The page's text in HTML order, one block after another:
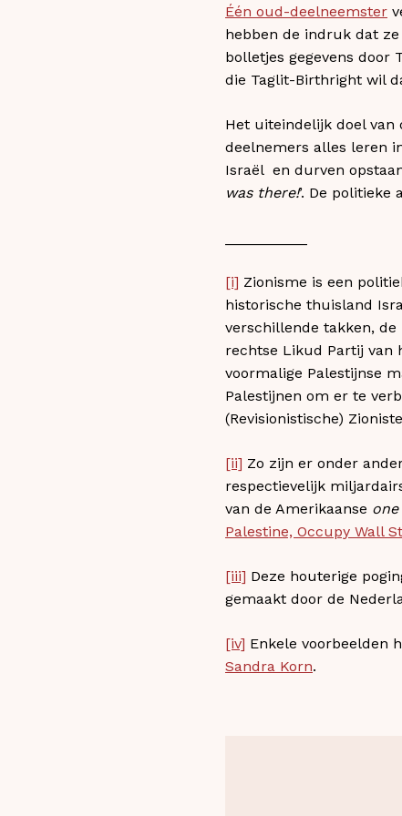
Één oud-deelneemster
hebben de indruk dat
bolletjes gegevens door
die Taglit-Birthright wil
Het uiteindelijk doel van
deelnemers alles leren
Israël en durven
was there!’. De
[i] Zionisme is een
historische thuisland
verschillende takken,
rechtse Likud Partij van
voormalige Palestijnse
Palestijnen om er te
(Revisionistische)
[ii] Zo zijn er onder
respectievelijk
van de Amerikaanse
Palestine, Occupy Wall
[iii] Deze houterige
gemaakt door de
[iv] Enkele voorbeelden
Sandra Korn.